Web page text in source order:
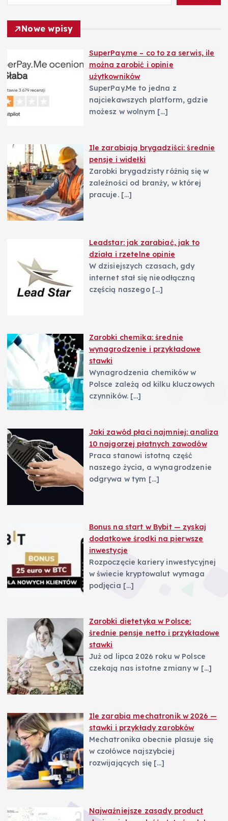
w
i
s
u
Nowe wpisy
SuperPay.me – co to za serwis, ile
można zarobić i opinie
użytkowników
SuperPay.Me to jedna z
najciekawszych platform, gdzie
możesz w wolnym […]
Ile zarabiają brygadziści: średnie
pensje i widełki
Zarobki brygadzisty różnią się w
zależności od branży, w której
pracuje. […]
Leadstar: jak zarabiać, jak to
działa i rzetelne opinie
W dzisiejszych czasach, gdy
internet stał się nieodłączną
częścią naszego […]
Zarobki chemika: średnie
wynagrodzenie i przykładowe
stawki
Wynagrodzenia chemików w
Polsce zależą od kilku kluczowych
czynników. […]
Jaki zawód płaci najmniej: analiza
10 najgorzej płatnych zawodów
Praca stanowi istotną część
naszego życia, a wynagrodzenie
odgrywa w tym […]
Bonus na start w Bybit — zyskaj
dodatkowe środki na pierwsze
inwestycje
Rozpoczęcie kariery inwestycyjnej
w świecie kryptowalut wymaga
podjęcia […]
Zarobki dietetyka w Polsce:
średnie pensje netto i przykładowe
stawki
Już od lipca 2026 roku w Polsce
czekają nas istotne zmiany w […]
Ile zarabia mechatronik w 2026 —
stawki i przykłady zarobków
Mechatronika obecnie plasuje się
w czołówce najszybciej
rozwijających się […]
Najważniejsze zasady product